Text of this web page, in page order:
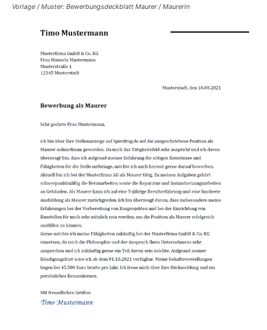
Vorlage / Muster: Bewerbungsdeckblatt Maurer / Maurerin